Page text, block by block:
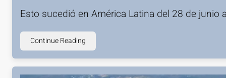
Esto sucedió en América Latina del 28 de
Continue Reading